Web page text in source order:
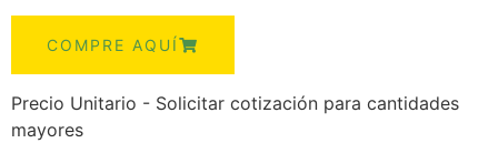
COMPRE AQUÍ
Precio Unitario - Solicitar cotización para cantidades
mayores